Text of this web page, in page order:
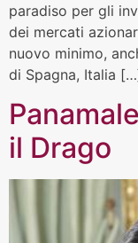
paradiso per gli
dei mercati
nuovo minimo,
di Spagna, Italia
il Drago